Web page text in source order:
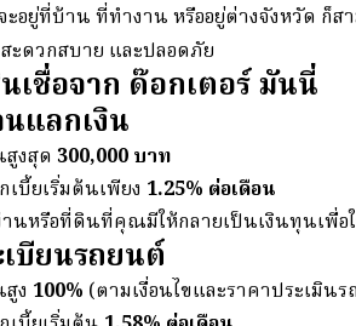
ะอยู่ที่บ้าน ที่ทำงาน หรืออยู่ต่างจังหวัด ก็
สะดวกสบาย และปลอดภัย
เชื่อจาก ด๊อกเตอร์ มันนี่
แลกเงิน
สูงสุด 300,000 บาท
เบี้ยเริ่มต้นเพียง 1.25% ต่อเดือน
นหรือที่ดินที่คุณมีให้กลายเป็นเงินทุนเพื่อใ
บียนรถยนต์
ง 100% (ตามเงื่อนไขและราคาประเมินร